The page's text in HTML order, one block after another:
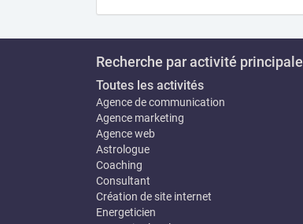
Recherche par activité principale
Toutes les activités
Agence de communication
Agence marketing
Agence web
Astrologue
Coaching
Consultant
Création de site internet
Energeticien